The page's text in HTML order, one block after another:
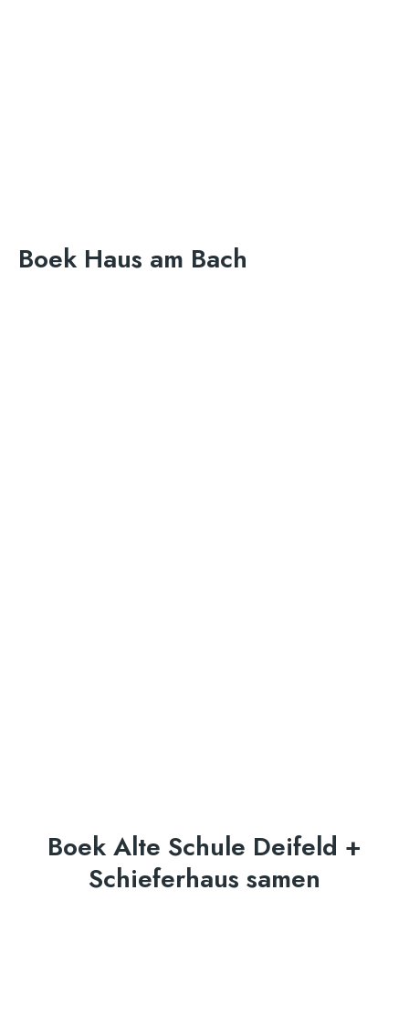
Boek Haus am Bach
Boek Alte Schule Deifeld +
Schieferhaus samen